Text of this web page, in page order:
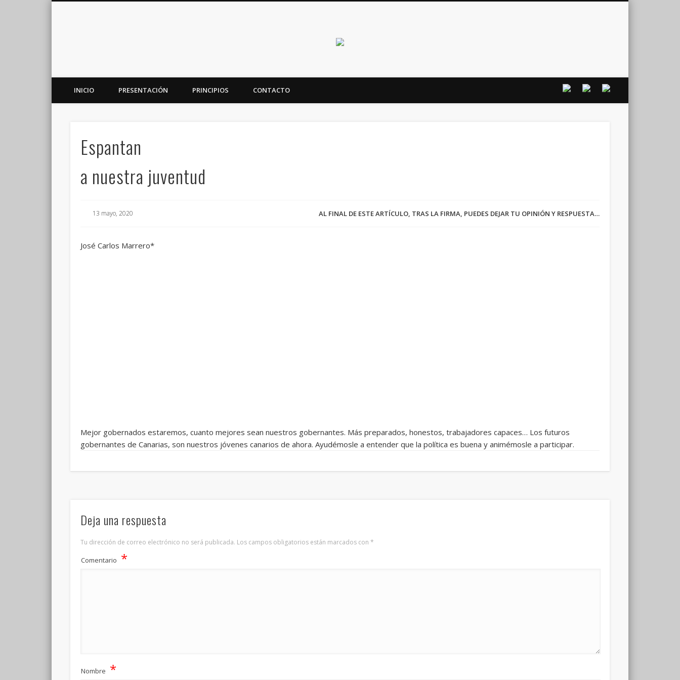
INICIO PRESENTACIÓN PRINCIPIOS CONTACTO
Espantan
a nuestra juventud
AL FINAL DE ESTE ARTÍCULO, TRAS LA FIRMA, PUEDES DEJAR TU OPINIÓN Y RESPUESTA…
13 mayo, 2020
José Carlos Marrero*
Mejor gobernados estaremos, cuanto mejores sean nuestros gobernantes. Más preparados, honestos, trabajadores capaces… Los futuros
gobernantes de Canarias, son nuestros jóvenes canarios de ahora. Ayudémosle a entender que la política es buena y animémosle a participar.
Deja una respuesta
Tu dirección de correo electrónico no será publicada. Los campos obligatorios están marcados con *
Comentario *
Nombre *